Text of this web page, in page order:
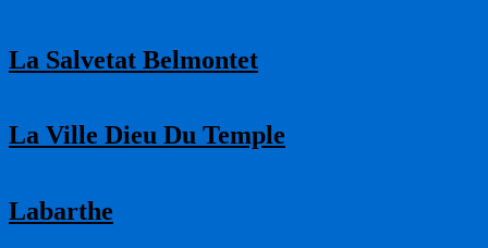
La Salvetat Belmontet
La Ville Dieu Du Temple
Labarthe